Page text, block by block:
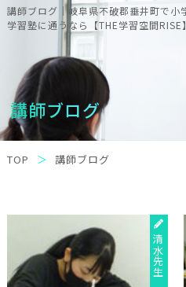
講師ブログ｜岐阜県不破郡垂井町で小
学習塾に通うなら【THE学習空間RISE】
講師ブログ
TOP 講師ブログ
清水先生